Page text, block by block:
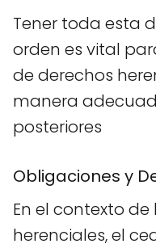
Tener toda esta
orden es vital
de derechos
manera
posteriores
Obligaciones y
En el contexto
herenciales, el